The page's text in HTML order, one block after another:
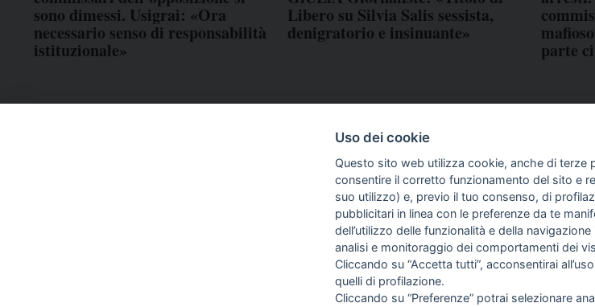
sono dimessi. Usigrai: «Ora
necessario senso di responsabilità
istituzionale»
Libero su Silvia Salis sessista,
denigratorio e insinuante»
parte
COME TI SENTI?
Uso dei cookie
Questo sito web utilizza cookie, anche di terze
consentire il corretto funzionamento del sito e
suo utilizzo) e, previo il tuo consenso, di
pubblicitari in linea con le preferenze da te
dell’utilizzo delle funzionalità e della
analisi e monitoraggio dei comportamenti dei
Cliccando su “Accetta tutti”, acconsentirai
quelli di profilazione.
Cliccando su “Preferenze” potrai selezionare